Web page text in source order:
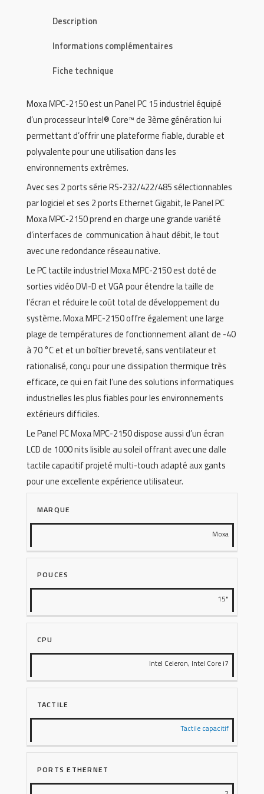
Description
Informations complémentaires
Fiche technique
Moxa MPC-2150 est un Panel PC 15 industriel équipé
d’un processeur Intel® Core™ de 3ème génération lui
permettant d’offrir une plateforme fiable, durable et
polyvalente pour une utilisation dans les
environnements extrêmes.
Avec ses 2 ports série RS-232/422/485 sélectionnables
par logiciel et ses 2 ports Ethernet Gigabit, le Panel PC
Moxa MPC-2150 prend en charge une grande variété
d’interfaces de communication à haut débit, le tout
avec une redondance réseau native.
Le PC tactile industriel Moxa MPC-2150 est doté de
sorties vidéo DVI-D et VGA pour étendre la taille de
l’écran et réduire le coût total de développement du
système. Moxa MPC-2150 offre également une large
plage de températures de fonctionnement allant de -40
à 70 °C et et un boîtier breveté, sans ventilateur et
rationalisé, conçu pour une dissipation thermique très
efficace, ce qui en fait l’une des solutions informatiques
industrielles les plus fiables pour les environnements
extérieurs difficiles.
Le Panel PC Moxa MPC-2150 dispose aussi d’un écran
LCD de 1000 nits lisible au soleil offrant avec une dalle
tactile capacitif projeté multi-touch adapté aux gants
pour une excellente expérience utilisateur.
MARQUE
Moxa
POUCES
15"
CPU
Intel Celeron, Intel Core i7
TACTILE
Tactile capacitif
PORTS ETHERNET